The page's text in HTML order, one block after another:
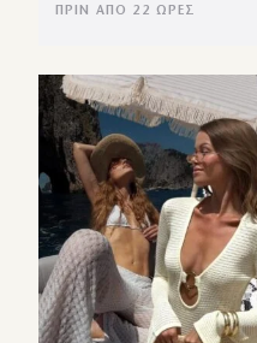
ΠΡΙΝ ΑΠΌ 22 ΏΡΕΣ